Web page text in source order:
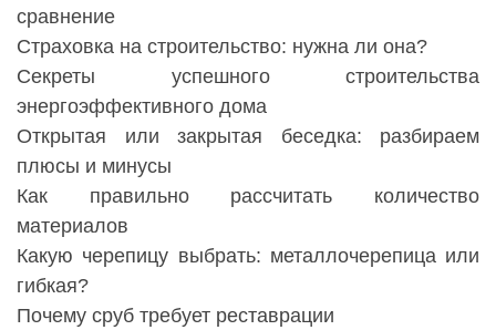
сравнение
Страховка на строительство: нужна ли она?
Секреты успешного строительства
энергоэффективного дома
Открытая или закрытая беседка: разбираем
плюсы и минусы
Как правильно рассчитать количество
материалов
Какую черепицу выбрать: металлочерепица или
гибкая?
Почему сруб требует реставрации